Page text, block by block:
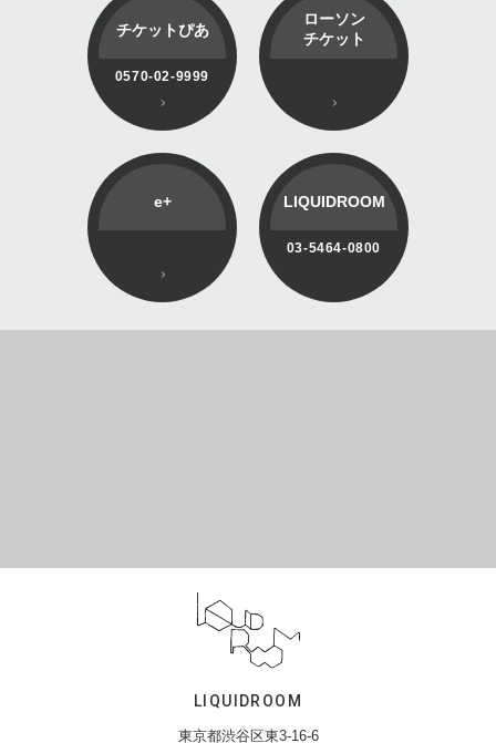
チケットぴあ
0570-02-9999
ローソン
チケット
e+ LIQUIDROOM
03-5464-0800
LIQUIDROOM
東京都渋谷区東3-16-6